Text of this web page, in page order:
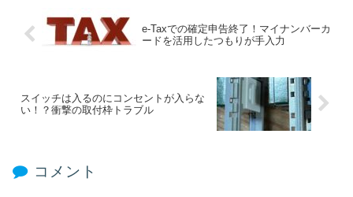
e-Taxでの確定申告終了！マイナンバーカ
ードを活用したつもりが手入力
スイッチは入るのにコンセントが入らな
い！？衝撃の取付枠トラブル
コメント